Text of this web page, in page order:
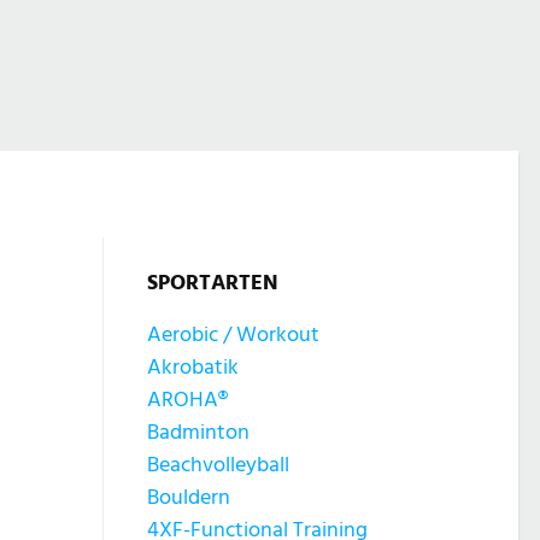
SPORTARTEN
Aerobic / Workout
Akrobatik
AROHA®
Badminton
Beachvolleyball
Bouldern
4XF-Functional Training